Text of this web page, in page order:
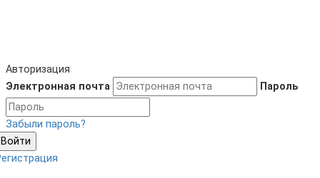
Авторизация
Электронная почта
Пароль
Забыли пароль?
Войти